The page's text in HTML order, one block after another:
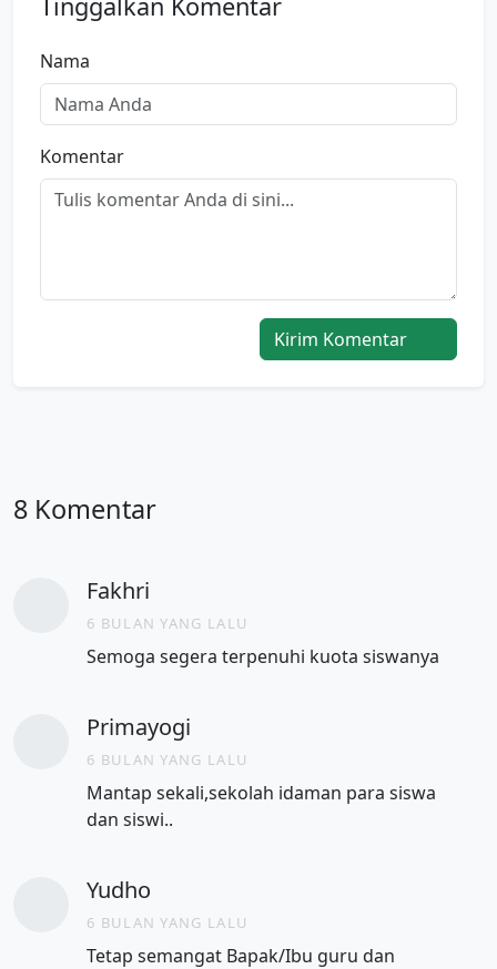
Nama
Komentar
Kirim Komentar
8 Komentar
Fakhri
6 BULAN YANG LALU
Semoga segera terpenuhi kuota siswanya
Primayogi
6 BULAN YANG LALU
Mantap sekali,sekolah idaman para siswa
dan siswi..
Yudho
6 BULAN YANG LALU
Tetap semangat Bapak/Ibu guru dan